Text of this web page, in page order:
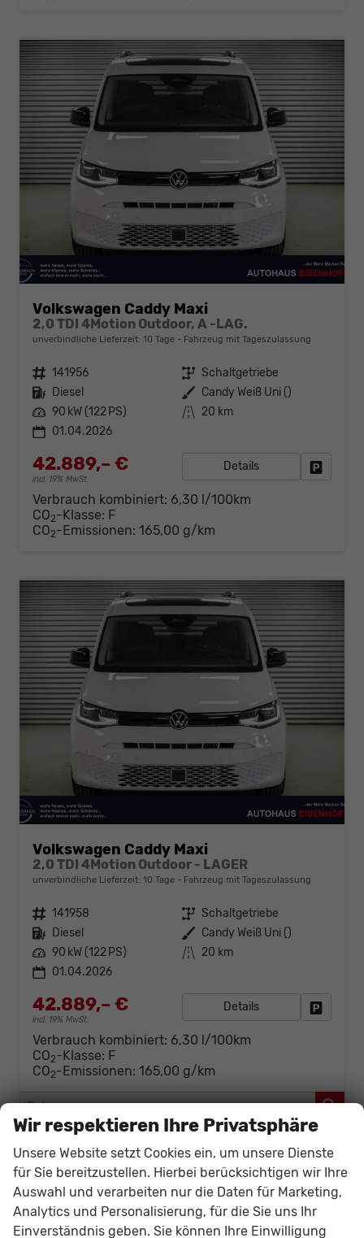
Volkswagen Caddy Maxi
2,0 TDI 4Motion Outdoor, A -LAG.
unverbindliche Lieferzeit: 10 Tage Fahrzeug mit Tageszulassung
Fahrzeugnr. 141956 Getriebe Schaltgetriebe
Kraftstoff Diesel Außenfarbe Candy Weiß Uni ()
Leistung 90 kW (122 PS) Kilometerstand 20 km
01.04.2026
42.889,– €
incl. 19% MwSt.
Details
Verbrauch kombiniert: 6,30 l/100km
CO2-Klasse: F
CO2-Emissionen: 165,00 g/km
Volkswagen Caddy Maxi
2,0 TDI 4Motion Outdoor - LAGER
unverbindliche Lieferzeit: 10 Tage Fahrzeug mit Tageszulassung
Fahrzeugnr. 141958 Getriebe Schaltgetriebe
Kraftstoff Diesel Außenfarbe Candy Weiß Uni ()
Leistung 90 kW (122 PS) Kilometerstand 20 km
01.04.2026
42.889,– €
incl. 19% MwSt.
Details
Verbrauch kombiniert: 6,30 l/100km
CO2-Klasse: F
CO2-Emissionen: 165,00 g/km
Fahrzeugnr.
Audi
Citroën
Cupra
Wir respektieren Ihre Privatsphäre
Unsere Website setzt Cookies ein, um unsere Dienste
für Sie bereitzustellen. Hierbei berücksichtigen wir Ihre
Auswahl und verarbeiten nur die Daten für Marketing,
Analytics und Personalisierung, für die Sie uns Ihr
Einverständnis geben. Sie können Ihre Einwilligung